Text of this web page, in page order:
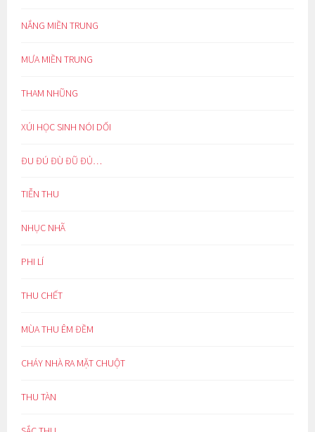
NẮNG MIỀN TRUNG
MƯA MIỀN TRUNG
THAM NHŨNG
XÚI HỌC SINH NÓI DỐI
ĐU ĐÚ ĐÙ ĐŨ ĐỦ…
TIỄN THU
NHỤC NHÃ
PHI LÍ
THU CHẾT
MÙA THU ÊM ĐỀM
CHÁY NHÀ RA MẶT CHUỘT
THU TÀN